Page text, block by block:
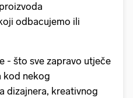
odbacujemo ili
- što sve zapravo utječe
kod nekog
dizajnera, kreativnog